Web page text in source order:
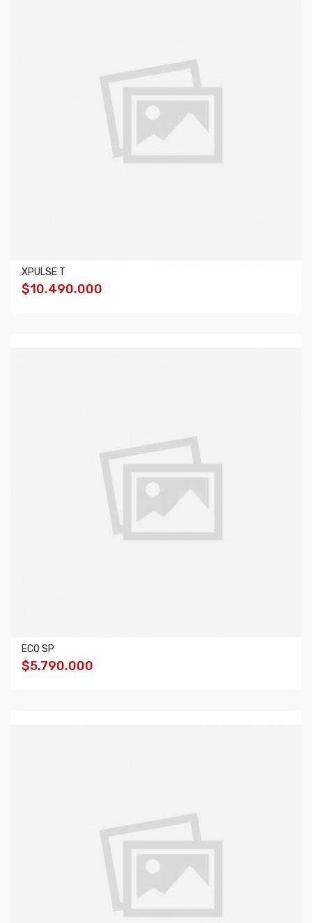
XPULSE T
$10.490.000
ECO SP
$5.790.000